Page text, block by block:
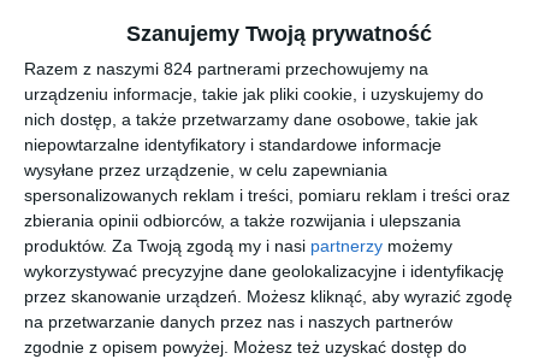
Szanujemy Twoją prywatność
Razem z naszymi 824 partnerami przechowujemy na
urządzeniu informacje, takie jak pliki cookie, i uzyskujemy do
nich dostęp, a także przetwarzamy dane osobowe, takie jak
niepowtarzalne identyfikatory i standardowe informacje
wysyłane przez urządzenie, w celu zapewniania
spersonalizowanych reklam i treści, pomiaru reklam i treści oraz
zbierania opinii odbiorców, a także rozwijania i ulepszania
produktów. Za Twoją zgodą my i nasi partnerzy możemy
wykorzystywać precyzyjne dane geolokalizacyjne i identyfikację
przez skanowanie urządzeń. Możesz kliknąć, aby wyrazić zgodę
na przetwarzanie danych przez nas i naszych partnerów
zgodnie z opisem powyżej. Możesz też uzyskać dostęp do
podgląd
LINKI SPONSOROWANE
ZOLIBORZNEWS.PL
ERECEPTAONLINE24.PL
ADAPTIVEGRC
PORÓWNYWARKA KREDYTÓW RANKOMAT.PL
SZUKASZ KURSÓW DO MATURY? POZNAJ SPRAWDZONE
KURSY MATURALNE W WARSZAWIE
REKLAMA